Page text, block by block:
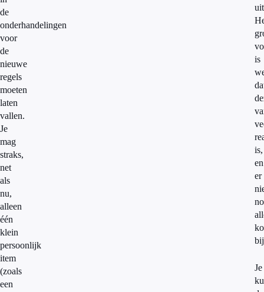
de
onderhandelingen
voor
de
nieuwe
regels
moeten
laten
vallen.
Je
mag
straks,
net
als
nu,
alleen
één
klein
persoonlijk
item
(zoals
een
is
is,
en
er
Je